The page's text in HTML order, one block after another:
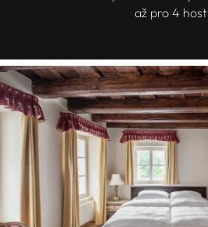
až pro 4